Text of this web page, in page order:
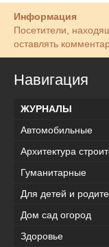
Информация
Посетители,
оставлять
Навигация
ЖУРНАЛЫ
Автомобильные
Архитектура
Гуманитарные
Для детей и
Дом сад огород
Здоровье